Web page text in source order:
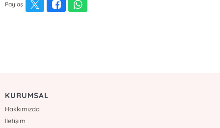
Paylaş
KURUMSAL
Hakkımızda
İletişim